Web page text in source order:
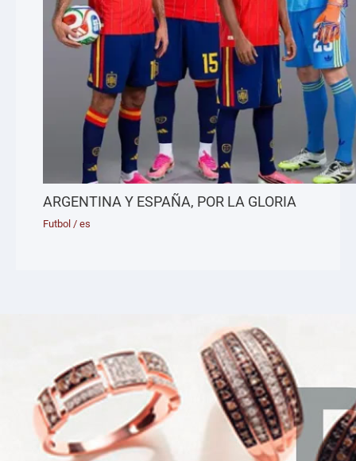
ARGENTINA Y ESPAÑA, POR LA GLORIA
Futbol /es